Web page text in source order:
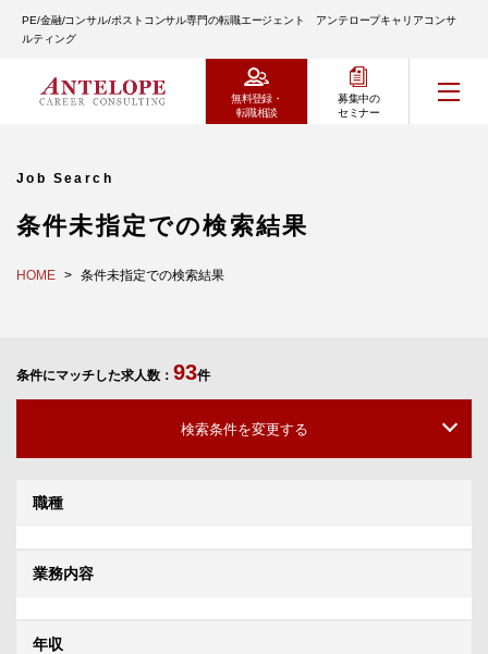
PE/金融/コンサル/ポストコンサル専門の転職エージェント アンテロープキャリアコンサ
ルティング
無料登録・
転職相談
募集中の
セミナー
Job Search
条件未指定での検索結果
HOME 条件未指定での検索結果
条件にマッチした求人数： 93件
検索条件を変更する
職種
業務内容
年収